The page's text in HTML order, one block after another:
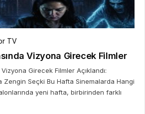
TV
Vizyona Girecek Filmler
Girecek Filmler Açıklandı:
Zengin Seçki Bu Hafta Sinemalarda Hangi
yeni hafta, birbirinden farklı